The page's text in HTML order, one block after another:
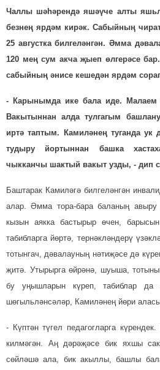
Чаллы шәһәрендә яшәүче алты
безнең ярдәм кирәк. Сабыйның
25 августка билгеләнгән. Әмма
120 мең сум акча җыеп өлгерәсе
сабыйның әнисе кешедән ярдәм
- Карынымда ике бала иде.
Вакытыннан алда тулгагым
иртә таптым. Камиләнең туганда ук
тудыру йортыннан башка
чыкканчы шактый вакыт узды, - дип
Баштарак Камиләгә билге­лән­гән
алар. Әмма тора-бара ба­ланың авыру
кызын аякка бас­тырыр өчен,
табибларга йөртә, тер­нәкләндерү
тотынгач, дәвалауның нәтиҗәсе дә
җитә. Утырырга өйрәнә, шуыша,
бу уңышларын күреп, табиб­лар
шөгыльләнсәләр, Ками­ләнең йөри
- Күптән түгел педагогларга
килмәгән. Аң дәрәҗәсе бик яхшы
сөйләшә ала, бик акыллы, башлы